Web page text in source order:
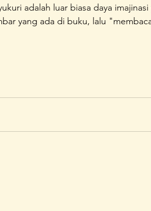
adalah luar biasa daya
yang ada di buku, lalu